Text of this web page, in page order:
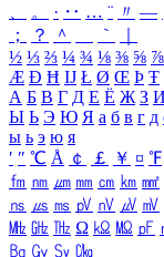
、
。 · ‥ … ¨ 〃 ―
；
？ ＾ ｀
½ ⅓ ⅔ ¼ ¾ ⅛ ⅜ ⅝ ⅞
Æ Ð Ħ Ĳ Ł Ø Œ Þ Ŧ
А Б В Г Д Е Ё Ж З И
Ы Ь Э Ю Я а б в г д
ы ь э ю я
′ ″ ℃ Å ￠ ￡ ￥ ¤ ℉
㎙ ㎚ ㎛ ㎜ ㎝ ㎞ ㎟
㎱ ㎲ ㎳ ㎴ ㎵ ㎶ ㎷
㎒ ㎓ ㎔ Ω ㏀ ㏁ ㎊
㏃ ㏉ ㏜ ㏆